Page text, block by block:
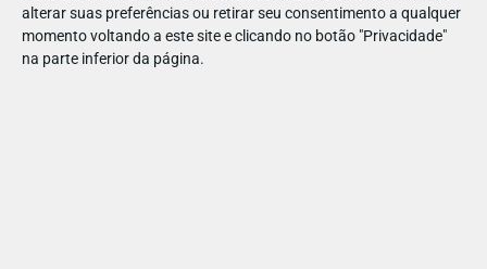
alterar suas preferências ou retirar seu consentimento a qualquer
momento voltando a este site e clicando no botão "Privacidade"
na parte inferior da página.